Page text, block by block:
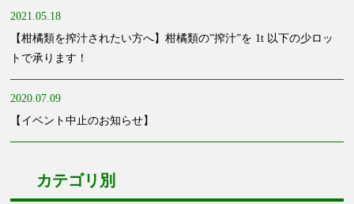
2021.05.18
【柑橘類を搾汁されたい方へ】柑橘類の”搾汁”を 1t 以下の少ロッ
トで承ります！
2020.07.09
【イベント中止のお知らせ】
カテゴリ別